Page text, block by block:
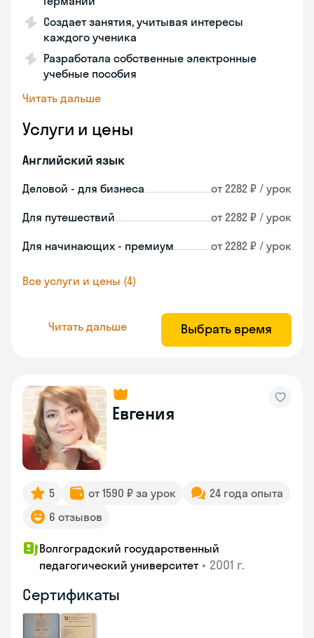
Создает занятия, учитывая интересы
каждого ученика
Разработала собственные электронные
учебные пособия
Читать дальше
Услуги и цены
Английский язык
Деловой - для бизнеса от 2282 ₽ / урок
Для путешествий от 2282 ₽ / урок
Для начинающих - премиум от 2282 ₽ / урок
Все услуги и цены (4)
Читать дальше Выбрать время
Евгения
5 от 1590 ₽ за урок
24 года опыта
6 отзывов
Волгоградский государственный
педагогический университет • 2001 г.
Сертификаты